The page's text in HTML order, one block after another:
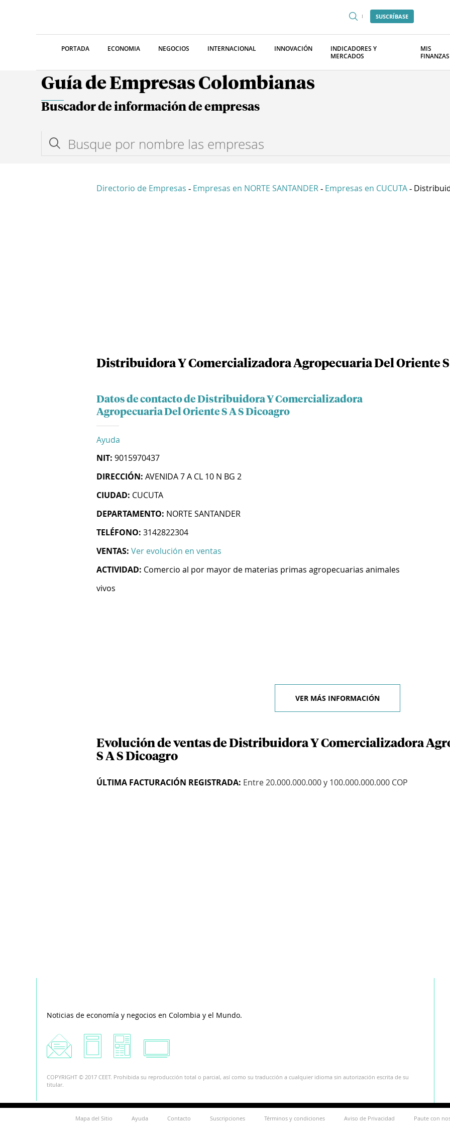
SUSCRÍBASE
PORTADA ECONOMIA NEGOCIOS INTERNACIONAL INNOVACIÓN
INDICADORES Y
MERCADOS
MIS
FINANZAS
Guía de Empresas Colombianas
Buscador de información de empresas
Directorio de Empresas - Empresas en NORTE SANTANDER - Empresas en CUCUTA -
Distribuidora Y Comercializadora Agropecuaria Del Oriente S
Datos de contacto de Distribuidora Y Comercializadora
Agropecuaria Del Oriente S A S Dicoagro
Ayuda
NIT: 9015970437
DIRECCIÓN: AVENIDA 7 A CL 10 N BG 2
CIUDAD: CUCUTA
DEPARTAMENTO: NORTE SANTANDER
TELÉFONO: 3142822304
VENTAS: Ver evolución en ventas
ACTIVIDAD: Comercio al por mayor de materias primas agropecuarias animales
vivos
VER MÁS INFORMACIÓN
Evolución de ventas de Distribuidora Y Comercializadora
S A S Dicoagro
ÚLTIMA FACTURACIÓN REGISTRADA: Entre 20.000.000.000 y 100.000.000.000 COP
Noticias de economía y negocios en Colombia y el Mundo.
COPYRIGHT © 2017 CEET. Prohibida su reproducción total o parcial, así como su traducción a cualquier idioma sin autorización escrita de su
titular.
Mapa del Sitio Ayuda Contacto Suscripciones Términos y condiciones Aviso de Privacidad Paute con